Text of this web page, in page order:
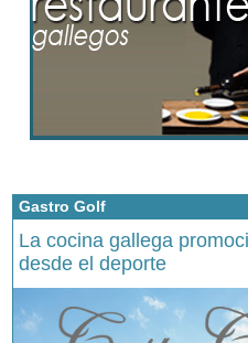
Gastro Golf
La cocina gallega
desde el deporte